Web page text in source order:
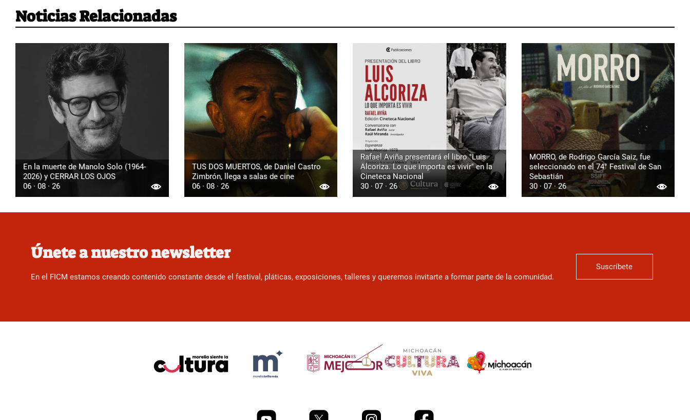
Noticias Relacionadas
En la muerte de Manolo Solo (1964-
2026) y CERRAR LOS OJOS
06 · 08 · 26
TUS DOS MUERTOS, de Daniel Castro
Zimbrón, llega a salas de cine
06 · 08 · 26
Rafael Aviña presentará el libro "Luis
Alcoriza. Lo que importa es vivir" en la
Cineteca Nacional
30 · 07 · 26
MORRO, de Rodrigo García Saiz, fue
seleccionado en el 74° Festival de San
Sebastián
30 · 07 · 26
Únete a nuestro newsletter
En el FICM estamos creando contenido constante desde el festival, pláticas, exposiciones, talleres y queremos invitarte a formar parte de la comunidad.
Suscríbete